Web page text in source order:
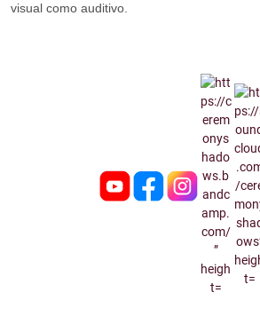
visual como auditivo.